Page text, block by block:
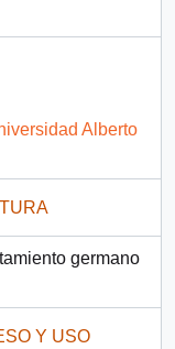
Alberto
germano
Y USO